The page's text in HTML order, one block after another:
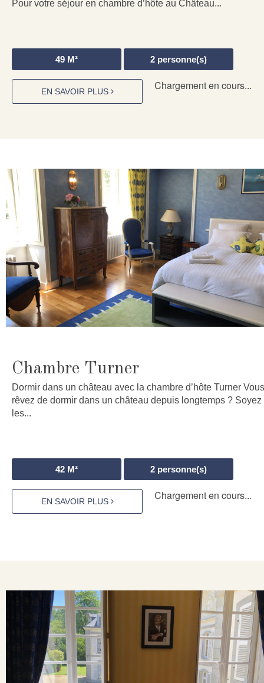
Pour votre séjour en chambre d’hôte au Château...
49 M² 2 personne(s)
EN SAVOIR PLUS Chargement en cours...
Chambre Turner
Dormir dans un château avec la chambre d’hôte Turner Vous
rêvez de dormir dans un château depuis longtemps ? Soyez
les...
42 M² 2 personne(s)
EN SAVOIR PLUS Chargement en cours...